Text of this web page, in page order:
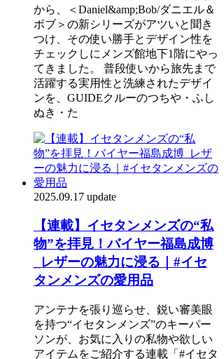
から、＜Daniel&amp;Bob/ダニエル＆
ボブ＞の新シリーズがアツいと聞き
つけ、その使い勝手とデザイン性を
チェックしにメンズ館地下1階にやっ
てきました。 普段使いから旅先まで
活躍する実用性と洗練されたデザイ
ンを、GUIDEクルーのつちや・ふし
ぬき・た
2025.09.17 update
【連載】イセタンメンズの“私
物”を拝見！バイヤー福島成博
_レザーの魅力に浸る｜#イセ
タンメンズの愛用品
アンテナを張り巡らせ、鋭い審美眼
を持つ“イセタンメンズ”のキーパー
ソンが、お気に入りの私物や欲しい
アイテムをご紹介する連載「#イセタ